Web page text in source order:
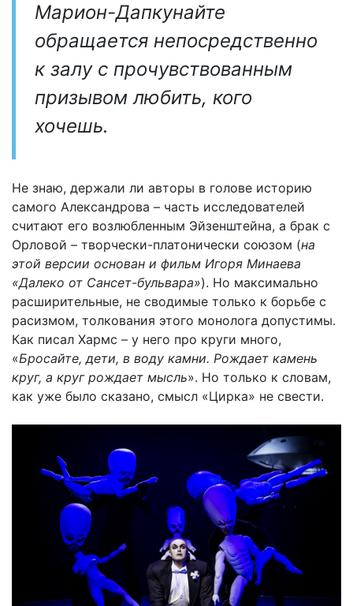
Марион-Дапкунайте
обращается непосредственно
к залу с прочувствованным
призывом любить, кого
хочешь.
Не знаю, держали ли авторы в голове историю
самого Александрова – часть исследователей
считают его возлюбленным Эйзенштейна, а брак с
Орловой – творчески-платонически союзом (на
этой версии основан и фильм Игоря Минаева
«Далеко от Сансет-бульвара»). Но максимально
расширительные, не сводимые только к борьбе с
расизмом, толкования этого монолога допустимы.
Как писал Хармс – у него про круги много,
«Бросайте, дети, в воду камни. Рождает камень
круг, а круг рождает мысль». Но только к словам,
как уже было сказано, смысл «Цирка» не свести.